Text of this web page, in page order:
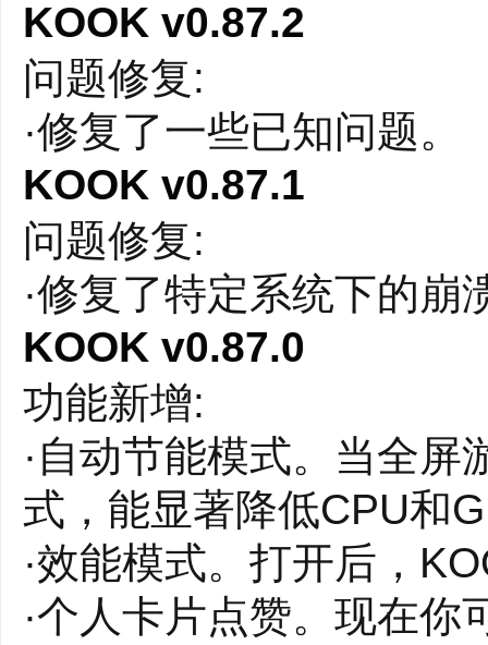
KOOK v0.87.2
问题修复:
·修复了一些已知问题。
KOOK v0.87.1
问题修复:
·修复了特定系统下的崩
KOOK v0.87.0
功能新增:
·自动节能模式。当全
式，能显著降低CPU和
·效能模式。打开后，
·个人卡片点赞。现在